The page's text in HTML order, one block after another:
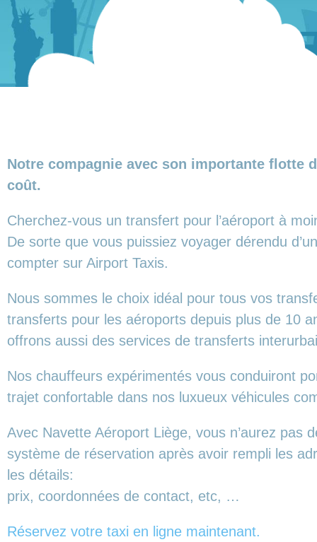
Notre compagnie avec son importante flotte
coût.
Cherchez-vous un transfert pour l’aéroport à
De sorte que vous puissiez voyager dérendu
compter sur Airport Taxis.
Nous sommes le choix idéal pour tous vos
transferts pour les aéroports depuis plus de 10
offrons aussi des services de transferts
Nos chauffeurs expérimentés vous conduiront
trajet confortable dans nos luxueux véhicules
Avec Navette Aéroport Liège, vous n’aurez pas
système de réservation après avoir rempli les
les détails:
prix, coordonnées de contact, etc, …
Réservez votre taxi en ligne maintenant.